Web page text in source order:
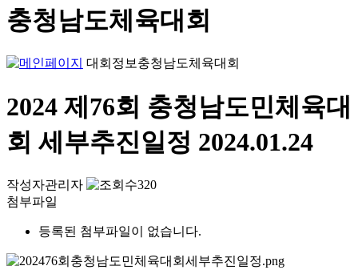
충청남도체육대회
대회정보 충청남도체육대회
2024 제76회 충청남도민체육대
회 세부추진일정 2024.01.24
작성자관리자
320
첨부파일
등록된 첨부파일이 없습니다.